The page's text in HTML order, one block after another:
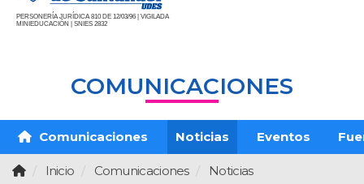
PERSONERÍA JURÍDICA 810 DE 12/03/96 | VIGILADA
MINIEDUCACIÓN | SNIES 2832
COMUNICACIONES
Comunicaciones Noticias Eventos
Inicio Comunicaciones Noticias